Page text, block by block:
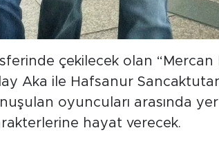
çekilecek olan “Mercan
Aka ile Hafsanur
oyuncuları arasında
hayat verecek.